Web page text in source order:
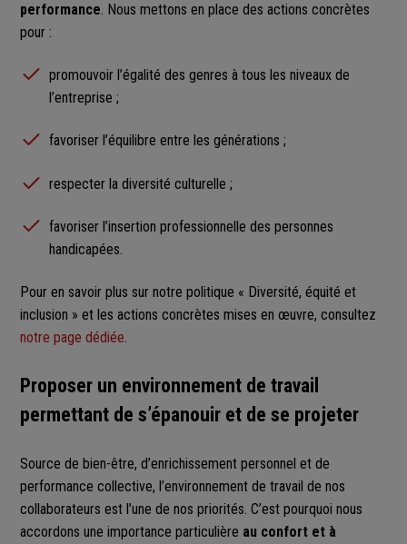
performance. Nous mettons en place des actions concrètes
pour :
promouvoir l’égalité des genres à tous les niveaux de
l’entreprise ;
favoriser l’équilibre entre les générations ;
respecter la diversité culturelle ;
favoriser l’insertion professionnelle des personnes
handicapées.
Pour en savoir plus sur notre politique « Diversité, équité et
inclusion » et les actions concrètes mises en œuvre, consultez
notre page dédiée
Proposer un environnement de travail
permettant de s’épanouir et de se projeter
Source de bien-être, d’enrichissement personnel et de
performance collective, l’environnement de travail de nos
collaborateurs est l’une de nos priorités. C’est pourquoi nous
accordons une importance particulière au confort et à